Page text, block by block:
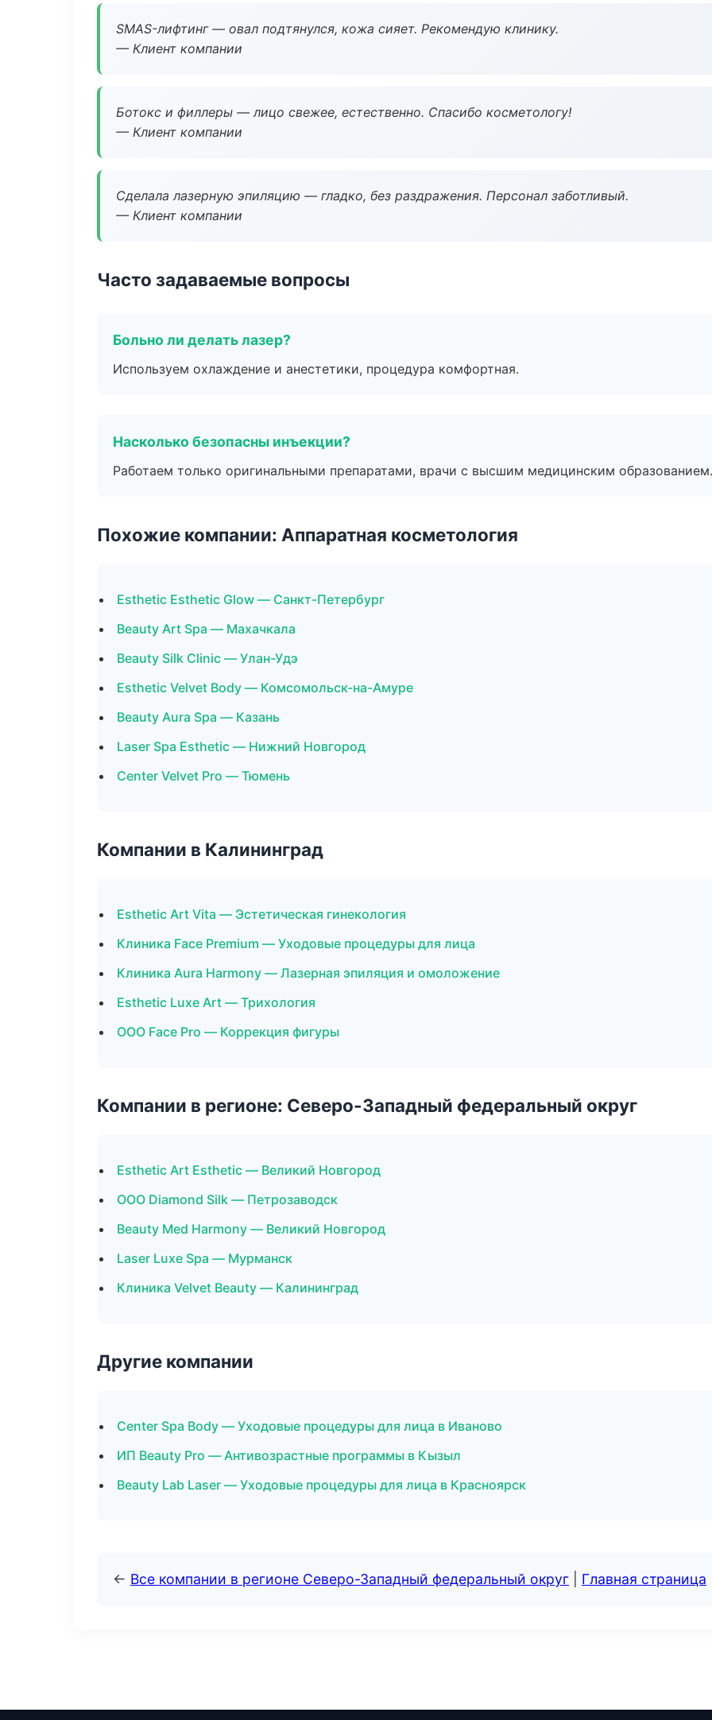
SMAS-лифтинг — овал подтянулся, кожа сияет. Рекомендую клинику.
— Клиент компании
Ботокс и филлеры — лицо свежее, естественно. Спасибо косметологу!
— Клиент компании
Сделала лазерную эпиляцию — гладко, без раздражения. Персонал заботливый.
— Клиент компании
Часто задаваемые вопросы
Больно ли делать лазер?
Используем охлаждение и анестетики, процедура комфортная.
Насколько безопасны инъекции?
Работаем только оригинальными препаратами, врачи с высшим медицинским образованием.
Похожие компании: Аппаратная косметология
Esthetic Esthetic Glow — Санкт-Петербург
Beauty Art Spa — Махачкала
Beauty Silk Clinic — Улан-Удэ
Esthetic Velvet Body — Комсомольск-на-Амуре
Beauty Aura Spa — Казань
Laser Spa Esthetic — Нижний Новгород
Center Velvet Pro — Тюмень
Компании в Калининград
Esthetic Art Vita — Эстетическая гинекология
Клиника Face Premium — Уходовые процедуры для лица
Клиника Aura Harmony — Лазерная эпиляция и омоложение
Esthetic Luxe Art — Трихология
ООО Face Pro — Коррекция фигуры
Компании в регионе: Северо-Западный федеральный округ
Esthetic Art Esthetic — Великий Новгород
ООО Diamond Silk — Петрозаводск
Beauty Med Harmony — Великий Новгород
Laser Luxe Spa — Мурманск
Клиника Velvet Beauty — Калининград
Другие компании
Center Spa Body — Уходовые процедуры для лица в Иваново
ИП Beauty Pro — Антивозрастные программы в Кызыл
Beauty Lab Laser — Уходовые процедуры для лица в Красноярск
← Все компании в регионе Северо-Западный федеральный округ Главная страница